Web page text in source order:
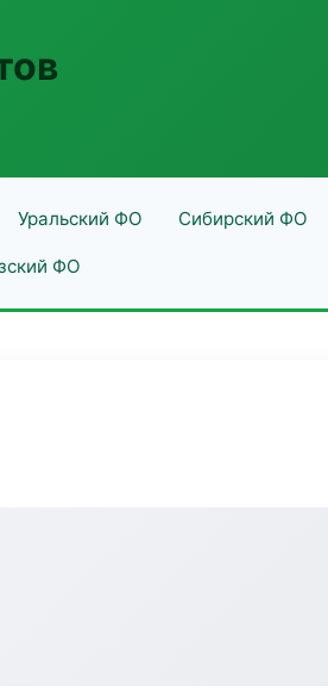
Уральский ФО Сибирский ФО
ФО